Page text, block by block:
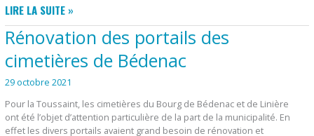
DROIT
DE
PRÉEMPTION
URBAIN
LIRE LA SUITE »
Rénovation des portails des
cimetières de Bédenac
29 octobre 2021
Pour la Toussaint, les cimetières du Bourg de Bédenac et de Linière
ont été l’objet d’attention particulière de la part de la municipalité. En
effet les divers portails avaient grand besoin de rénovation et